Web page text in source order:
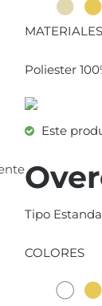
MATERIALES
Poliester
Este
Tipo
COLORES